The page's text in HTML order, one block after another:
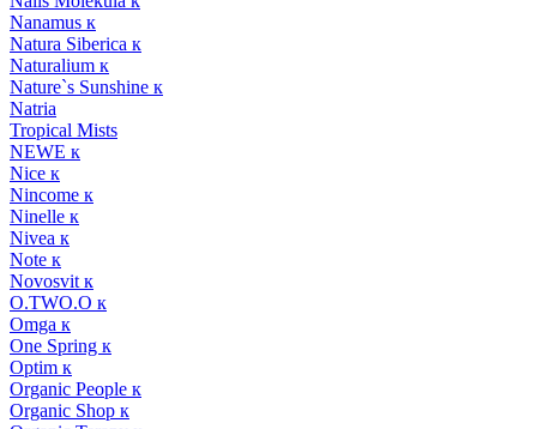
Nanamus к
Natura Siberica к
Naturalium к
Nature`s Sunshine к
Natria
Tropical Mists
NEWE к
Nice к
Nincome к
Ninelle к
Nivea к
Note к
Novosvit к
O.TWO.O к
Omga к
One Spring к
Optim к
Organic People к
Organic Shop к